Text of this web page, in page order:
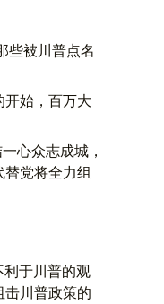
些被川普点名
始，百万大
心众志成城，
党将全力组
于川普的观
川普政策的